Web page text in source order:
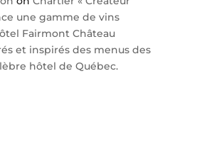
une gamme de vins
Fairmont Château
et inspirés des menus des
hôtel de Québec.